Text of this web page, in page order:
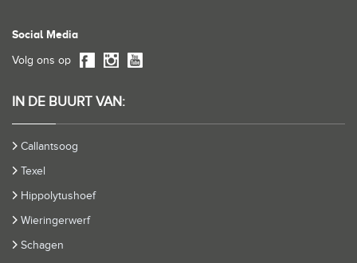
Social Media
Volg ons op
IN DE BUURT VAN:
Callantsoog
Texel
Hippolytushoef
Wieringerwerf
Schagen